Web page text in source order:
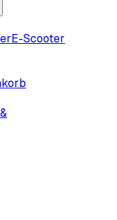
E-Scooter